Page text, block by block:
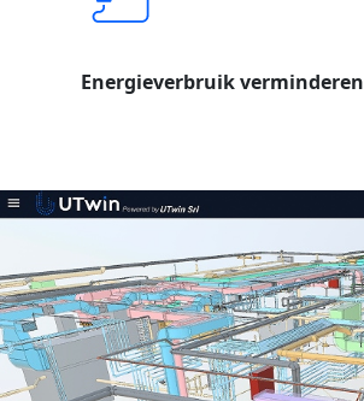
Energieverbruik verminderen